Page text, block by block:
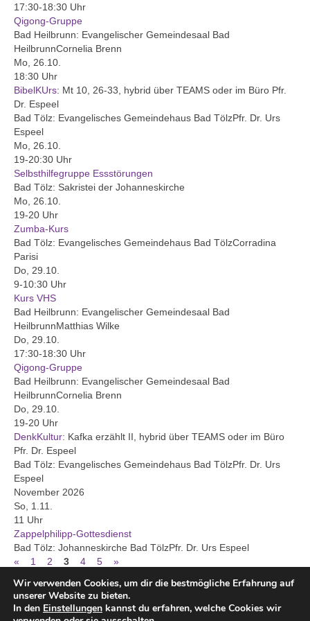
Konfetzival
Abenteuer-Übernachtung
Konfirmations-Kurs
Kindergruppe
Vorkonfi-Gruppe
Jugendpgrogramm
Jugendgruppe
Jugendausschuss
Gruppen und Kreise
AK Fair kaufen
Asyl im Oberland
Dämmerschoppen für Herren
Trauercafé
Gespräche auf der blauen Couch
Predigttextgespräch
Meditatives Tanzen
Kindertagesstätten
17:30-18:30 Uhr
Qigong-Gruppe
Bad Heilbrunn: Evangelischer Gemeindesaal Bad
HeilbrunnCornelia Brenn
Mo, 26.10.
18:30 Uhr
BibelKUrs: Mt 10, 26-33, hybrid über TEAMS oder im Büro Pfr.
Dr. Espeel
Bad Tölz: Evangelisches Gemeindehaus Bad TölzPfr. Dr. Urs
Espeel
Mo, 26.10.
19-20:30 Uhr
Selbsthilfegruppe Essstörungen
Bad Tölz: Sakristei der Johanneskirche
Mo, 26.10.
19-20 Uhr
Zumba-Kurs
Bad Tölz: Evangelisches Gemeindehaus Bad TölzCorradina
Parisi
Do, 29.10.
9-10:30 Uhr
Kurs VHS
Bad Heilbrunn: Evangelischer Gemeindesaal Bad
HeilbrunnMatthias Wilke
Do, 29.10.
17:30-18:30 Uhr
Qigong-Gruppe
Bad Heilbrunn: Evangelischer Gemeindesaal Bad
HeilbrunnCornelia Brenn
Do, 29.10.
19-20 Uhr
DenkKultur: Kafka erzählt II, hybrid über TEAMS oder im Büro
Pfr. Dr. Espeel
Bad Tölz: Evangelisches Gemeindehaus Bad TölzPfr. Dr. Urs
Espeel
November 2026
So, 1.11.
11 Uhr
Zappelphilipp-Gottesdienst
Bad Tölz: Johanneskirche Bad TölzPfr. Dr. Urs Espeel
«
1 2 3 4 5 »
Wir verwenden Cookies, um dir die bestmögliche Erfahrung auf
unserer Website zu bieten.
In den Einstellungen kannst du erfahren, welche Cookies wir